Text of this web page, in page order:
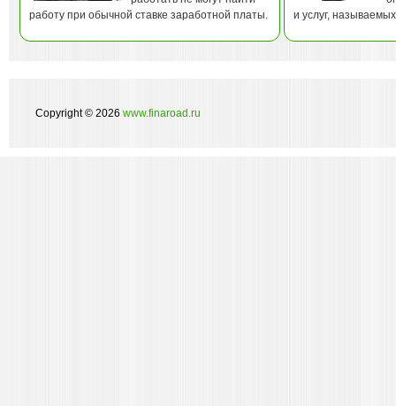
работу при обычной ставке заработной платы.
и услуг,
Copyright © 2026 www.finaroad.ru